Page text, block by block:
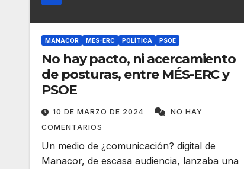
MANACOR MÉS-ERC POLÍTICA PSOE
No hay pacto, ni acercamiento
de posturas, entre MÉS-ERC y
PSOE
10 DE MARZO DE 2024
NO HAY
COMENTARIOS
Un medio de ¿comunicación? digital de
Manacor, de escasa audiencia, lanzaba una